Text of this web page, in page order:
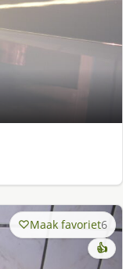
Maak favoriet6
👍